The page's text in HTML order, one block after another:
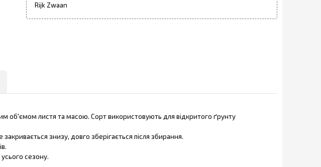
Rijk Zwaan
об'ємом листя та масою. Сорт використовують для відкритого ґрунту
знизу, довго зберігається після збирання.
сезону.